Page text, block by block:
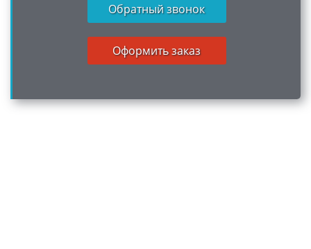
Обратный звонок
Оформить заказ